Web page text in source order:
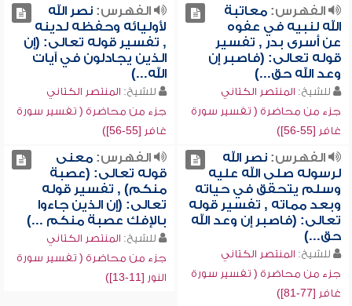
الفهرس:معاتبة
الله لنبيه في عفوه
عن أسرى بدر , تفسير
قوله تعالى: (فاصبر إن
وعد الله حق...)
للشيخ: المنتصر الكتاني
جزء من محاضرة ( تفسير سورة
غافر [55-56])
الفهرس:نصر الله
لأوليائه وحفظه لدينه
, تفسير قوله تعالى: (إن
الذين يجادلون في آيات
الله...)
للشيخ: المنتصر الكتاني
جزء من محاضرة ( تفسير سورة
غافر [55-56])
الفهرس:نصر الله
لرسوله صلى الله عليه
وسلم يتحقق في حياته
وبعد مماته , تفسير قوله
تعالى: (فاصبر إن وعد الله
حق...)
للشيخ: المنتصر الكتاني
جزء من محاضرة ( تفسير سورة
غافر [77-81])
الفهرس:معنى
قوله تعالى: (عصبة
منكم) , تفسير قوله
تعالى: (إن الذين جاءوا
بالإفك عصبة منكم ...)
للشيخ: المنتصر الكتاني
جزء من محاضرة ( تفسير سورة
النور [11-13])